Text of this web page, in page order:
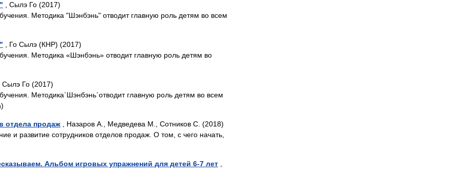
, Сылэ Го (2017)
Методика "Шэнбэнь" отводит главную роль детям во всем
, Го Сылэ (КНР) (2017)
Методика «Шэнбэнь» отводит главную роль детям во
, Сылэ Го (2017)
Методика`Шэнбэнь`отводит главную роль детям во всем
отдела продаж , Назаров А., Медведева М., Сотников С. (2018)
и развитие сотрудников отделов продаж. О том, с чего начать,
Альбом игровых упражнений для детей 6-7 лет